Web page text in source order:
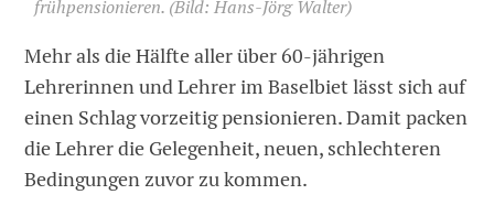
frühpensionieren. (Bild: Hans-Jörg Walter)
Mehr als die Hälfte aller über 60-jährigen
Lehrerinnen und Lehrer im Baselbiet lässt sich auf
einen Schlag vorzeitig pensionieren. Damit packen
die Lehrer die Gelegenheit, neuen, schlechteren
Bedingungen zuvor zu kommen.